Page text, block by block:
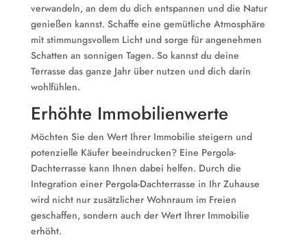
verwandeln, an dem du dich entspannen und die Natur
genießen kannst. Schaffe eine gemütliche Atmosphäre
mit stimmungsvollem Licht und sorge für angenehmen
Schatten an sonnigen Tagen. So kannst du deine
Terrasse das ganze Jahr über nutzen und dich darin
wohlfühlen.
Erhöhte Immobilienwerte
Möchten Sie den Wert Ihrer Immobilie steigern und
potenzielle Käufer beeindrucken? Eine Pergola-
Dachterrasse kann Ihnen dabei helfen. Durch die
Integration einer Pergola-Dachterrasse in Ihr Zuhause
wird nicht nur zusätzlicher Wohnraum im Freien
geschaffen, sondern auch der Wert Ihrer Immobilie
erhöht.